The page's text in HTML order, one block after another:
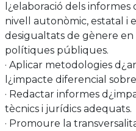
l¿elaboració dels
nivell autonòmic, estatal i
desigualtats de gènere
polítiques públiques.
· Aplicar metodologies
l¿impacte diferencial
· Redactar informes
tècnics i jurídics adequats.
· Promoure la